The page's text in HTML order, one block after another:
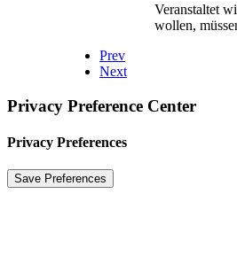
Veranstaltet
wollen,
Prev
Next
Privacy Preference Center
Privacy Preferences